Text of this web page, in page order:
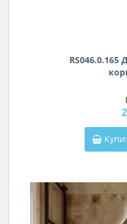
RS046.0.165